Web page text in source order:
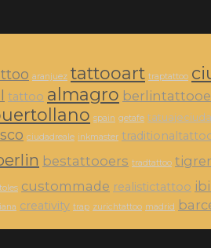
aranjuez tattooart traptattoo
tattoo almagro
spain getafe
ciudadreale inkmaster
bestattooers tradtattoo
custommade realistictattoo
creativity trap zurichtattoo madrid